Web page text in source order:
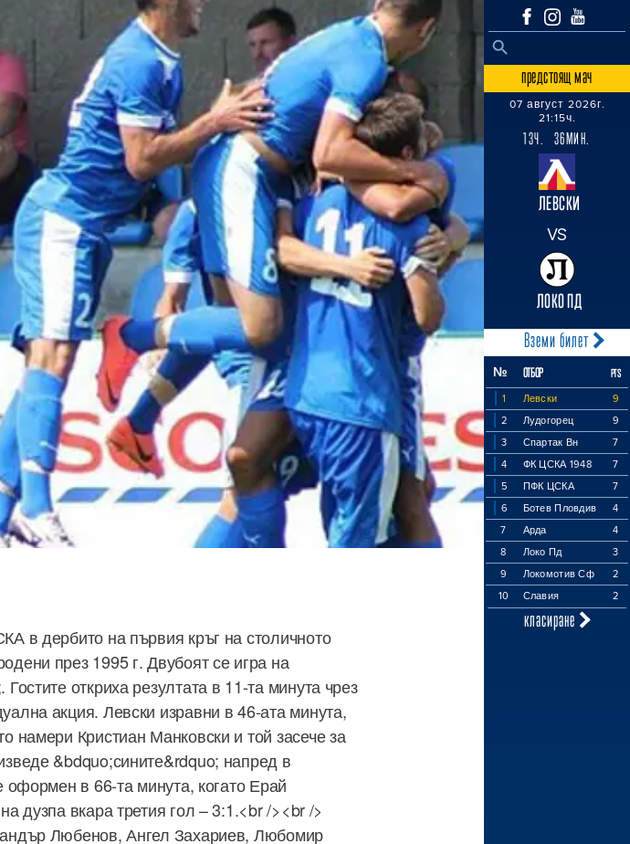
Search
SEARCH BUTTON
предстоящ мач
07 август 2026г.
21:15ч.
13Ч. 36МИН.
ЛЕВСКИ
VS
ЛОКО ПД
Вземи билет
№ ОТБОР PTS
1 Левски
9
2
Лудогорец
9
3
Спартак Вн
7
4
ФК ЦСКА 1948
7
5
ПФК ЦСКА
7
6
Ботев Пловдив
4
7
Арда
4
8
Локо Пд
3
9
Локомотив Сф
2
10
Славия 2
класиране
в дербито на първия кръг на столичното
през 1995 г. Двубоят се игра на
откриха резултата в 11-та минута чрез
акция. Левски изравни в 46-ата минута,
намери Кристиан Манковски и той засече за
&bdquo;сините&rdquo; напред в
оформен в 66-та минута, когато Ерай
дузпа вкара третия гол – 3:1.<br /><br />
Любенов, Ангел Захариев, Любомир